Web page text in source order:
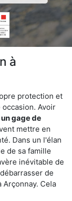
à
protection et
Avoir
gage de
mettre en
Dans un l'élan
de sa famille
inévitable de
de
Cela